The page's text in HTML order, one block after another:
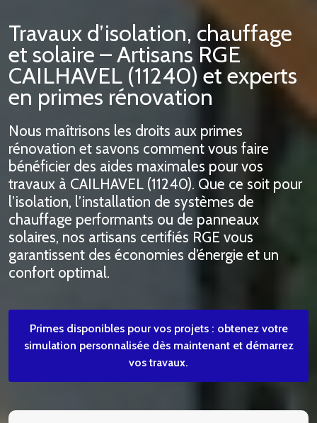
Travaux d’isolation, chauffage
et solaire – Artisans RGE
CAILHAVEL (11240) et experts
en primes rénovation
Nous maîtrisons les droits aux primes
rénovation et savons comment vous faire
bénéficier des aides maximales pour vos
travaux à CAILHAVEL (11240). Que ce soit pour
l’isolation, l’installation de systèmes de
chauffage performants ou de panneaux
solaires, nos artisans certifiés RGE vous
garantissent des économies d’énergie et un
confort optimal.
Primes disponibles pour vos projets : obtenez votre
simulation personnalisée dès maintenant et démarrez
vos travaux.